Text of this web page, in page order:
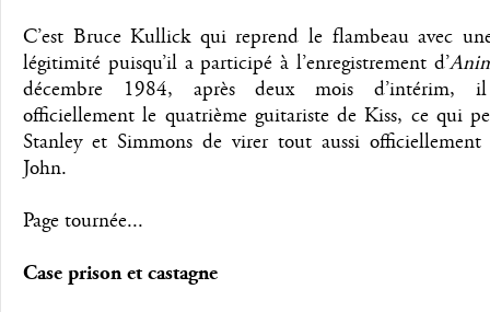
C’est Bruce Kullick qui reprend le flambeau avec
légitimité puisqu’il a participé à l’enregistrement d’
décembre 1984, après deux mois d’intérim,
officiellement le quatrième guitariste de Kiss, ce qui
Stanley et Simmons de virer tout aussi
John.
Page tournée...
Case prison et castagne